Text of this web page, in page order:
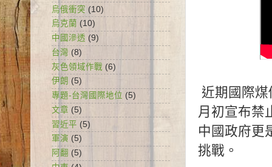
近期國際
月初宣布禁
中國政府更
挑戰。
烏俄衝突 (10)
烏克蘭 (10)
中國滲透 (9)
台灣 (8)
灰色領域作戰 (6)
伊朗 (5)
專題-台灣國際地位 (5)
文章 (5)
習近平 (5)
軍演 (5)
阿翻 (5)